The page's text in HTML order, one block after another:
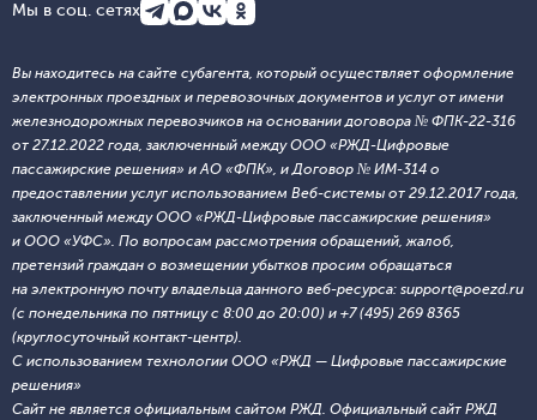
Мы в соц. сетях
Вы находитесь на сайте субагента, который осуществляет оформление
электронных проездных и перевозочных документов и услуг от имени
железнодорожных перевозчиков на основании договора № ФПК-22-316
от 27.12.2022 года, заключенный между ООО «РЖД-Цифровые
пассажирские решения» и АО «ФПК», и Договор № ИМ-314 о
предоставлении услуг использованием Веб-системы от 29.12.2017 года,
заключенный между ООО «РЖД-Цифровые пассажирские решения»
и ООО «УФС». По вопросам рассмотрения обращений, жалоб,
претензий граждан о возмещении убытков просим обращаться
на электронную почту владельца данного веб-ресурса: support@poezd.ru
(с понедельника по пятницу с 8:00 до 20:00) и +7 (495) 269 8365
(круглосуточный контакт-центр).
С использованием технологии ООО «РЖД — Цифровые пассажирские
решения»
Сайт не является официальным сайтом РЖД. Официальный сайт РЖД